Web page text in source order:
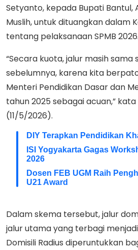
Setyanto, kepada Bupati Bantul,
Muslih, untuk dituangkan dalam
tentang pelaksanaan SPMB 2026.
“Secara kuota, jalur masih
sebelumnya, karena kita
Menteri Pendidikan Dasar dan
tahun 2025 sebagai acuan,” kata
(11/5/2026).
DIY Terapkan Pendidikan
ISI Yogyakarta Gagas
2026
Dosen FEB UGM Raih
U21 Award
Dalam skema tersebut, jalur
jalur utama yang terbagi
Domisili Radius diperuntukkan